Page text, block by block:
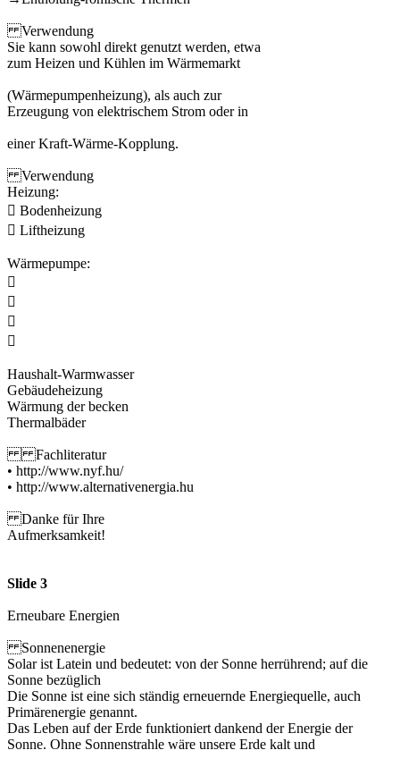
Verwendung
Sie kann sowohl direkt genutzt werden, etwa
zum Heizen und Kühlen im Wärmemarkt
(Wärmepumpenheizung), als auch zur
Erzeugung von elektrischem Strom oder in
einer Kraft-Wärme-Kopplung.
Verwendung
Heizung:
 Bodenheizung
 Liftheizung
Wärmepumpe:




Haushalt-Warmwasser
Gebäudeheizung
Wärmung der becken
Thermalbäder
Fachliteratur
• http://www.nyf.hu/
• http://www.alternativenergia.hu
Danke für Ihre
Aufmerksamkeit!
Slide 3
Erneubare Energien
Sonnenenergie
Solar ist Latein und bedeutet: von der Sonne herrührend; auf die
Sonne bezüglich
Die Sonne ist eine sich ständig erneuernde Energiequelle, auch
Primärenergie genannt.
Das Leben auf der Erde funktioniert dankend der Energie der
Sonne. Ohne Sonnenstrahle wäre unsere Erde kalt und